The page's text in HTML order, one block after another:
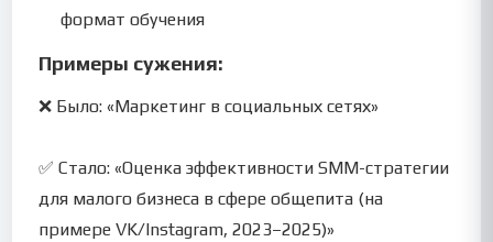
формат обучения
Примеры сужения:
❌ Было: «Маркетинг в социальных сетях»
✅ Стало: «Оценка эффективности SMM-стратегии
для малого бизнеса в сфере общепита (на
примере VK/Instagram, 2023–2025)»